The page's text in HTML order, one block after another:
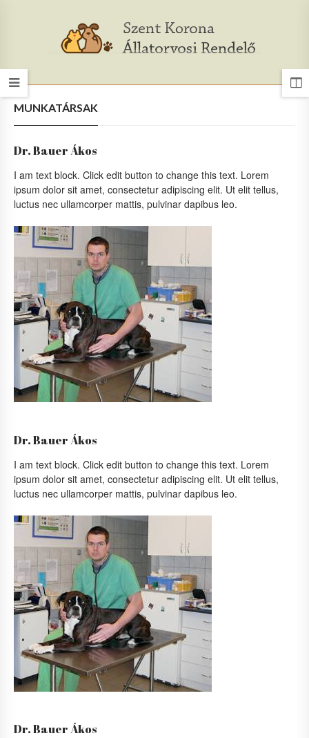
MUNKATÁRSAK
Dr. Bauer Ákos
I am text block. Click edit button to change this text. Lorem
ipsum dolor sit amet, consectetur adipiscing elit. Ut elit tellus,
luctus nec ullamcorper mattis, pulvinar dapibus leo.
Dr. Bauer Ákos
I am text block. Click edit button to change this text. Lorem
ipsum dolor sit amet, consectetur adipiscing elit. Ut elit tellus,
luctus nec ullamcorper mattis, pulvinar dapibus leo.
Dr. Bauer Ákos